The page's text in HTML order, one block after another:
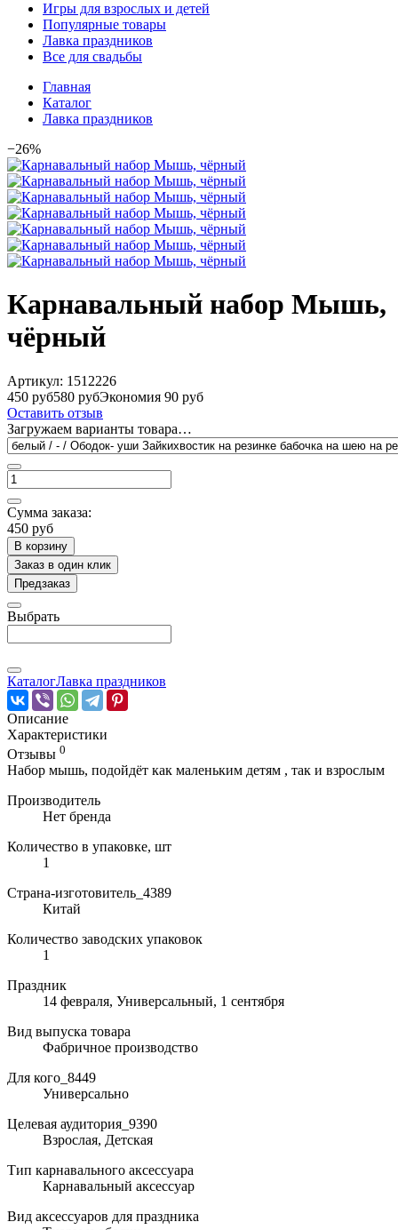
Игры для взрослых и детей
Популярные товары
Лавка праздников
Все для свадьбы
Главная
Каталог
Лавка праздников
−26%
Карнавальный набор Мышь,
чёрный
Артикул: 1512226
450 руб580 рубЭкономия 90 руб
Оставить отзыв
Загружаем варианты товара…
Сумма заказа:
450 руб
В корзину
Заказ в один клик
Предзаказ
Выбрать
КаталогЛавка праздников
Описание
Характеристики
Отзывы 0
Набор мышь, подойдёт как маленьким детям , так и взрослым
Производитель
Нет бренда
Количество в упаковке, шт
1
Страна-изготовитель_4389
Китай
Количество заводских упаковок
1
Праздник
14 февраля, Универсальный, 1 сентября
Вид выпуска товара
Фабричное производство
Для кого_8449
Универсально
Целевая аудитория_9390
Взрослая, Детская
Тип карнавального аксессуара
Карнавальный аксессуар
Вид аксессуаров для праздника